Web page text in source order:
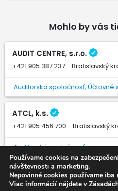
Mohlo by vás
AUDIT CENTRE, s.r.o.
+421 905 387 237 Bratislavský
Auditorská spoločnosť, Účtovné
ATCL, k.s.
+421 905 456 700 Bratislavský
Auditorská spoločnosť
ASUM s. r. o. - Účtovné
+421 905 680 445 Košický kraj,
Používame cookies na
návštevnosti a marketing.
Nepovinné cookies používame
Viac informácií nájdete v